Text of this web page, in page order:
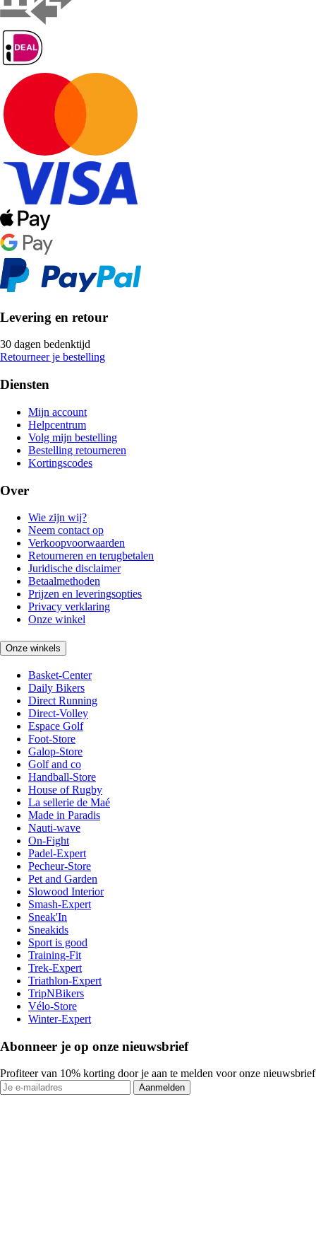
Levering en retour
30 dagen bedenktijd
Retourneer je bestelling
Diensten
Mijn account
Helpcentrum
Volg mijn bestelling
Bestelling retourneren
Kortingscodes
Over
Wie zijn wij?
Neem contact op
Verkoopvoorwaarden
Retourneren en terugbetalen
Juridische disclaimer
Betaalmethoden
Prijzen en leveringsopties
Privacy verklaring
Onze winkel
Onze winkels
Basket-Center
Daily Bikers
Direct Running
Direct-Volley
Espace Golf
Foot-Store
Galop-Store
Golf and co
Handball-Store
House of Rugby
La sellerie de Maé
Made in Paradis
Nauti-wave
On-Fight
Padel-Expert
Pecheur-Store
Pet and Garden
Slowood Interior
Smash-Expert
Sneak'In
Sneakids
Sport is good
Training-Fit
Trek-Expert
Triathlon-Expert
TripNBikers
Vélo-Store
Winter-Expert
Abonneer je op onze nieuwsbrief
Profiteer van 10% korting door je aan te melden voor onze nieuwsbrief
Aanmelden